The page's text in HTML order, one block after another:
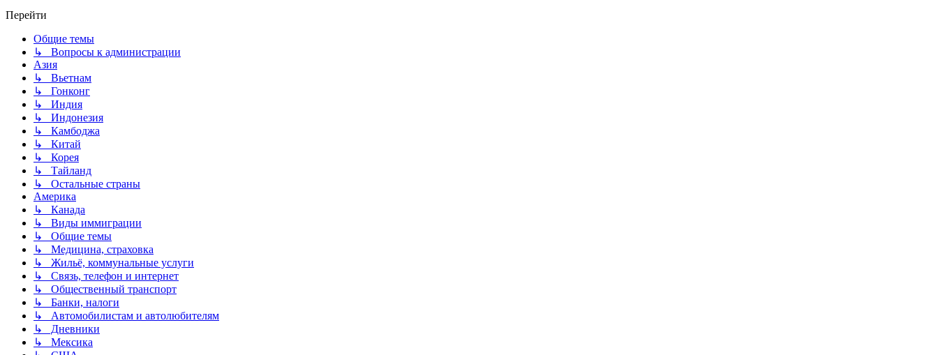
Перейти
Общие темы
↳ Вопросы к администрации
Азия
↳ Вьетнам
↳ Гонконг
↳ Индия
↳ Индонезия
↳ Камбоджа
↳ Китай
↳ Корея
↳ Тайланд
↳ Остальные страны
Америка
↳ Канада
↳ Виды иммиграции
↳ Общие темы
↳ Медицина, страховка
↳ Жильё, коммунальные услуги
↳ Связь, телефон и интернет
↳ Общественный транспорт
↳ Банки, налоги
↳ Автомобилистам и автолюбителям
↳ Дневники
↳ Мексика